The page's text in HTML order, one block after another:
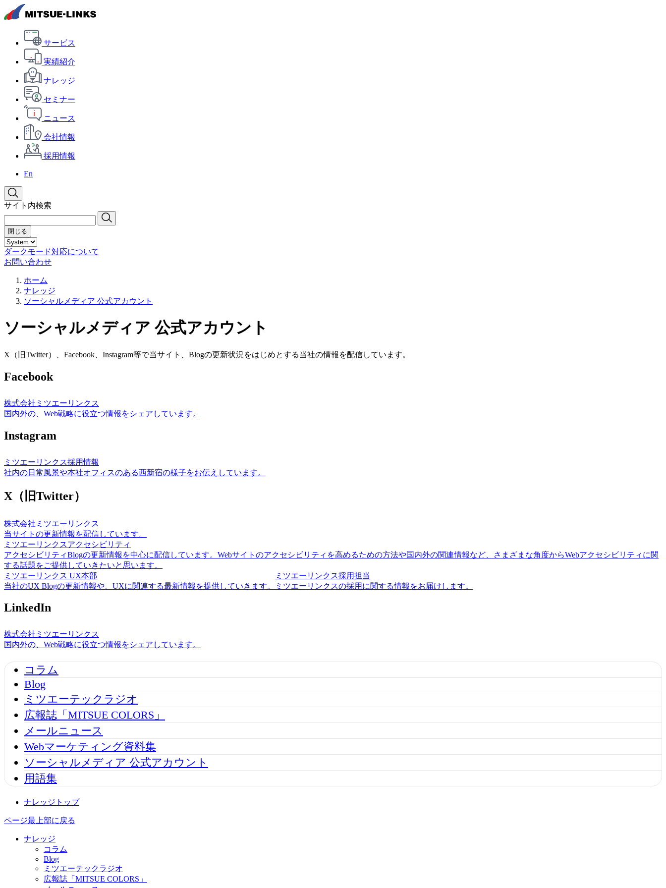
サービス
実績紹介
ナレッジ
セミナー
ニュース
会社情報
採用情報
En
サイト内検索
閉じる
ダークモード対応について
お問い合わせ
ホーム
ナレッジ
ソーシャルメディア 公式アカウント
ソーシャルメディア 公式アカウント
X（旧Twitter）、Facebook、Instagram等で当サイト、Blogの更新状況をはじめとする当社の情報を配信しています。
Facebook
株式会社ミツエーリンクス
国内外の、Web戦略に役立つ情報をシェアしています。
Instagram
ミツエーリンクス採用情報
社内の日常風景や本社オフィスのある西新宿の様子をお伝えしています。
X（旧Twitter）
株式会社ミツエーリンクス
当サイトの更新情報を配信しています。
ミツエーリンクスアクセシビリティ
アクセシビリティBlogの更新情報を中心に配信しています。Webサイトのアクセシビリティを高めるための方法や国内外の関連情報など、さまざまな角度からWebアクセシビリティに関
する話題をご提供していきたいと思います。
ミツエーリンクス UX本部
当社のUX Blogの更新情報や、UXに関連する最新情報を提供していきます。
ミツエーリンクス採用担当
ミツエーリンクスの採用に関する情報をお届けします。
LinkedIn
株式会社ミツエーリンクス
国内外の、Web戦略に役立つ情報をシェアしています。
コラム
Blog
ミツエーテックラジオ
広報誌「MITSUE COLORS」
メールニュース
Webマーケティング資料集
ソーシャルメディア 公式アカウント
用語集
ナレッジトップ
ページ最上部に戻る
ナレッジ
コラム
Blog
ミツエーテックラジオ
広報誌「MITSUE COLORS」